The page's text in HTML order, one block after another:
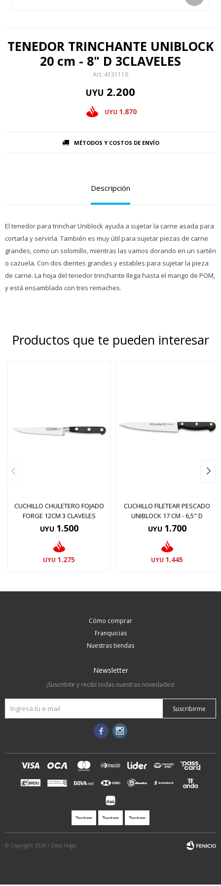
TENEDOR TRINCHANTE UNIBLOCK
20 cm - 8" D 3CLAVELES
4131116
UYU 2.200
UYU 1.870
MÉTODOS Y COSTOS DE ENVÍO
Descripción
El tenedor para trinchar Uniblock ayuda a sujetar la carne asada para
cortarla y servirla. También es muy útil para sujetar piezas de carne
grandes, como un solomillo, mientras las vamos dorando en un sartén
o cazuela. Con dos dientes grandes y estables para sujetar la pieza
de carne. La hoja del tenedor trinchante llega hasta el mango de POM,
y está ensamblado con tres remaches.
Productos que te pueden interesar
CUCHILLO CHULETERO FOJADO
FORGE 12CM 3 CLAVELES
UYU 1.500
UYU 1.275
CUCHILLO FILETEAR PESCADO
UNIBLOCK 17 CM - 6,5" D
UYU 1.700
UYU 1.445
Cómo comprar
Franquicias
Nuestras tiendas
Newsletter
¡Suscribite y recibí todas nuestras novedades!
Suscribirme
 
© Copyright 2026 / Deco Hogar